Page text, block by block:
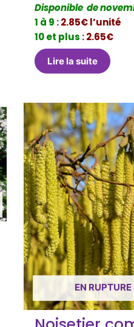
Disponible de
1 à 9 :2.85€ l’unité
10 et plus :2.65€
Lire la suite
EN